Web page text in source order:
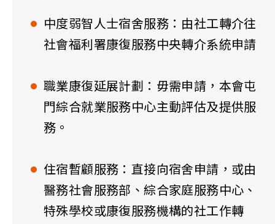
中度弱智人士宿舍服務：由社工轉介往
社會福利署康復服務中央轉介系統申請
職業康復延展計劃：毋需申請，本會屯
門綜合就業服務中心主動評估及提供服
務。
住宿暫顧服務：直接向宿舍申請，或由
醫務社會服務部、綜合家庭服務中心、
特殊學校或康復服務機構的社工作轉